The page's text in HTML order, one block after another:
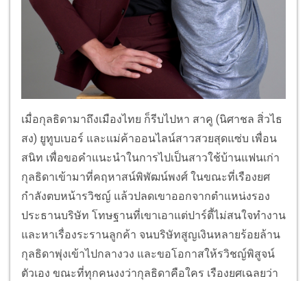
เมื่อกุลธิดามาถึงเมืองไทย ก็รีบไปหา สาคู (นิศาชล สิ่วไธ
สง) ยูทูบเบอร์ และแม่ค้าออนไลน์สาวสวยสุดแซ่บ เพื่อน
สนิท เพื่อขอคำแนะนำในการไปเป็นสาวใช้บ้านแฟนเก่า
กุลธิดาเข้ามาที่คฤหาสน์พิพัฒน์พงศ์ ในขณะที่เรืองยศ
กำลังตบหน้ารวิชญ์ แล้วปลดเขาออกจากตำแหน่งรอง
ประธานบริษัท โทษฐานที่เขาเอาแต่ปาร์ตี้ไม่สนใจทำงาน
และหาเรื่องระรานลูกค้า จนบริษัทสูญเงินหลายร้อยล้าน
กุลธิดาพุ่งเข้าไปกลางวง และขอโอกาสให้รวิชญ์พิสูจน์
ตัวเอง ขณะที่ทุกคนงงว่ากุลธิดาคือใคร เรืองยศเฉลยว่า